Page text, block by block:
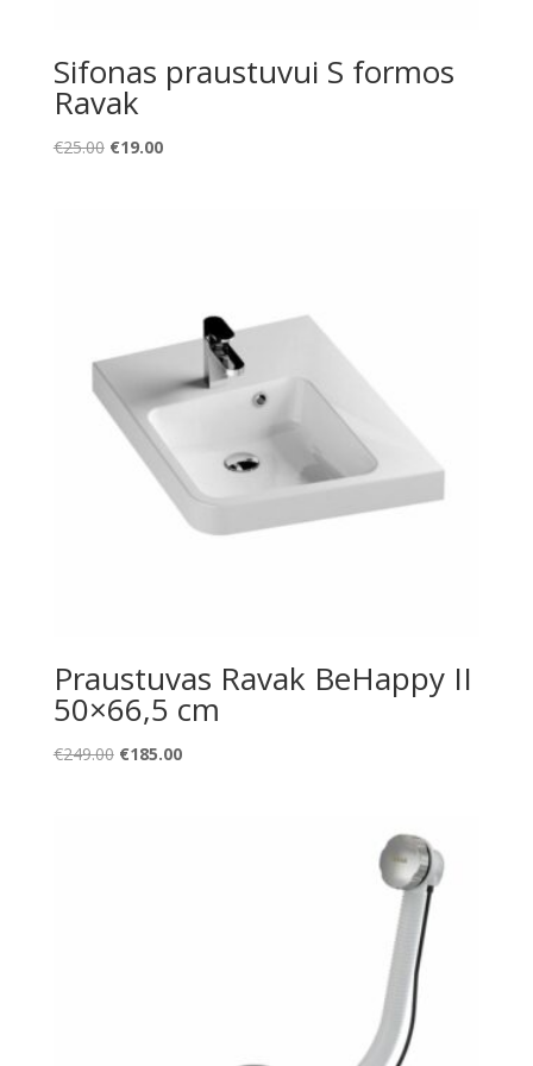
Sifonas praustuvui S formos
Ravak
€25.00 Original
€19.00Current
Praustuvas Ravak BeHappy II
50×66,5 cm
€249.00 Original
€185.00Current